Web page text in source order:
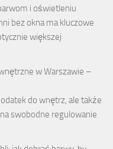
i oświetleniu
bez okna ma kluczowe
większej
w Warszawie –
do wnętrz, ale także
swobodne regulowanie